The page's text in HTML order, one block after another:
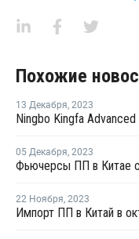
Похожие
13 Декабря, 2023
05 Декабря, 2023
Фьючерсы ПП в Китае
22 Ноября, 2023
Импорт ПП в Китай в